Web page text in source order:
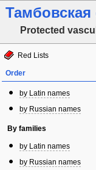
Тамбовская
Protected
Red Lists
Order
by Latin names
by Russian names
By families
by Latin names
by Russian names